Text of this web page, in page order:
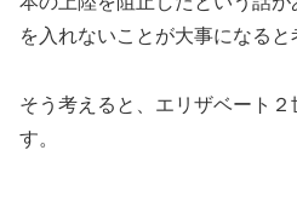
を入れないことが大事になると
そう考えると、エリザベート
す。